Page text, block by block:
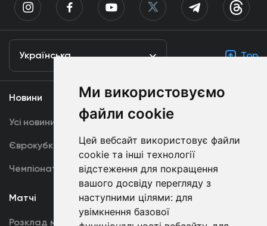
Ми використовуємо
файли cookie
Цей вебсайт використовує файли
cookie та інші технології
відстеження для покращення
вашого досвіду перегляду з
наступними цілями: для
увімкнення базової
Українська Top
Новини
Усі новини
Єврокубки
Чемпіонат України
Медіа
Динамо TV
Фотогалерея
Акредитація
Матчі
Розклад матчів
Команда
Перша команда